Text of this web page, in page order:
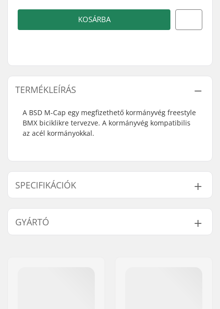
KOSÁRBA
TERMÉKLEÍRÁS
A BSD M-Cap egy megfizethető kormányvég freestyle
BMX biciklikre tervezve. A kormányvég kompatibilis
az acél kormányokkal.
SPECIFIKÁCIÓK
Markolat
kompatibilis:
Acél
Súly: 75g
GYÁRTÓ